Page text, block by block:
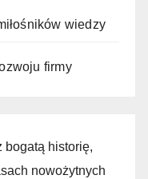
wiedzy
firmy
bogatą historię,
nowożytnych